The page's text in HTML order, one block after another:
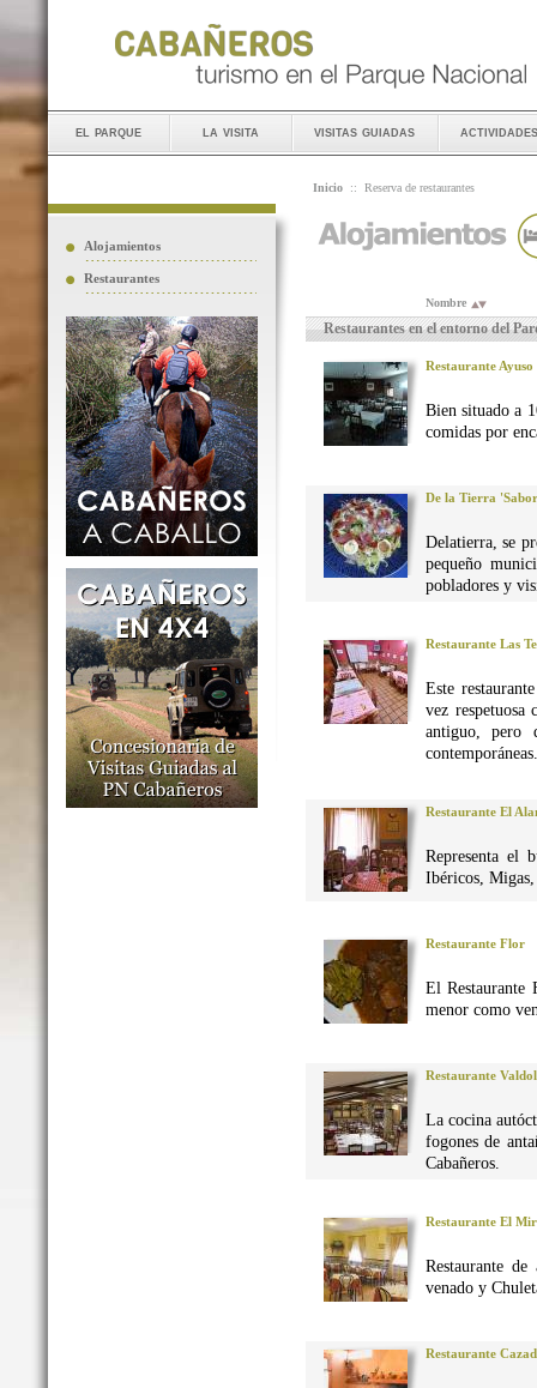
el parque la visita visitas guiadas actividades
Alojamientos
Restaurantes
Inicio :: Reserva de restaurantes
Nombre
Restaurantes en el entorno del
Restaurante Ayuso
Bien situado a
comidas por
De la Tierra
Delatierra, se
pequeño
pobladores y
Restaurante Las
Este
vez
antiguo, pero
contemporáneas.
Restaurante El
Representa el
Ibéricos, Migas,
Restaurante Flor
El Restaurante
menor como
Restaurante
La cocina
fogones de
Cabañeros.
Restaurante El
Restaurante
venado y
Restaurante